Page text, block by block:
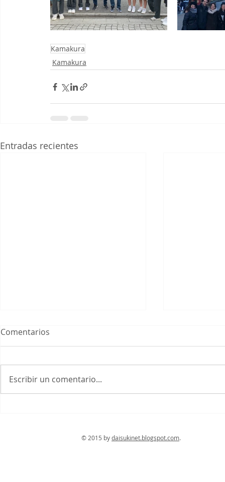
Kamakura
Kamakura
Entradas recientes
Hasedera
Comentarios
Escribir un comentario...
© 2015 bydaisukinet.blogspot.com.